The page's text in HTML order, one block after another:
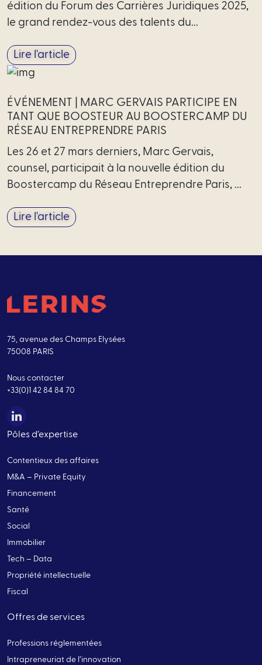
édition du Forum des Carrières Juridiques 2025,
le grand rendez-vous des talents du...
Lire l'article
ÉVÉNEMENT | MARC GERVAIS PARTICIPE EN
TANT QUE BOOSTEUR AU BOOSTERCAMP DU
RÉSEAU ENTREPRENDRE PARIS
Les 26 et 27 mars derniers, Marc Gervais,
counsel, participait à la nouvelle édition du
Boostercamp du Réseau Entreprendre Paris, ...
Lire l'article
75, avenue des Champs Elysées
75008 PARIS
Nous contacter
+33(0)1 42 84 84 70
Pôles d’expertise
Contentieux des affaires
M&A – Private Equity
Financement
Santé
Social
Immobilier
Tech – Data
Propriété intellectuelle
Fiscal
Offres de services
Professions réglementées
Intrapreneuriat de l’innovation